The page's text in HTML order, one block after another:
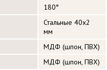
180°
Стальные 40х2
мм
МДФ (шпон, ПВХ)
МДФ (шпон, ПВХ)